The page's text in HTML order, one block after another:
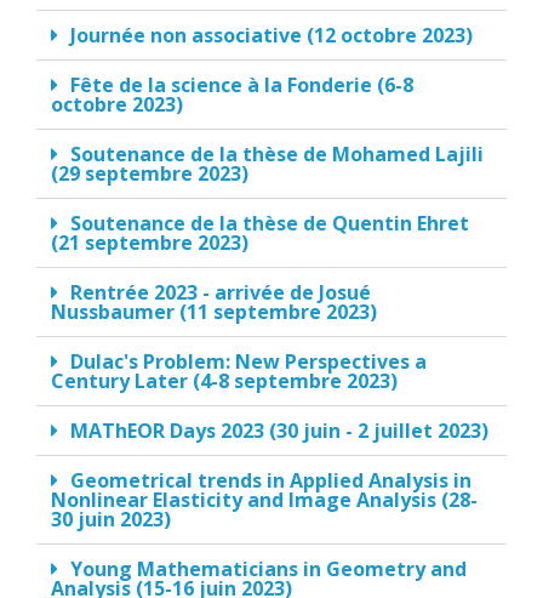
Journée non associative (12 octobre 2023)
Fête de la science à la Fonderie (6-8
octobre 2023)
Soutenance de la thèse de Mohamed Lajili
(29 septembre 2023)
Soutenance de la thèse de Quentin Ehret
(21 septembre 2023)
Rentrée 2023 - arrivée de Josué
Nussbaumer (11 septembre 2023)
Dulac's Problem: New Perspectives a
Century Later (4-8 septembre 2023)
MAThEOR Days 2023 (30 juin - 2 juillet 2023)
Geometrical trends in Applied Analysis in
Nonlinear Elasticity and Image Analysis (28-
30 juin 2023)
Young Mathematicians in Geometry and
Analysis (15-16 juin 2023)